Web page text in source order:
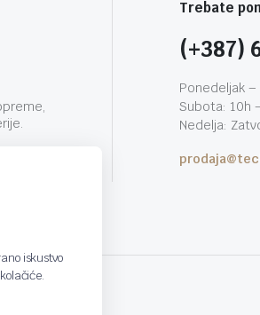
Trebate
(+387)
Ponedeljak –
Subota: 10h
Nedelja:
iskustvo